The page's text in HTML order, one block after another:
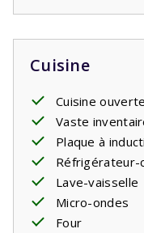
Cuisine
Cuisine
Vaste
Plaque à
Réfrigérateur-
Lave-vaisselle
Micro-ondes
Four